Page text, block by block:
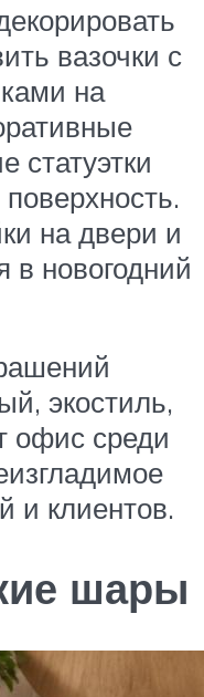
вазочки с
на
статуэтки
на двери и
в новогодний
экостиль,
офис среди
и клиентов.
шары